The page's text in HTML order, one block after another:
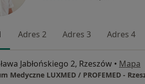
Adres 2 Adres 3 Adres 4
Jabłońskiego 2, Rzeszów • Mapa